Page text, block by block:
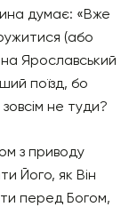
думає: «Вже
(або
Ярославський
поїзд, бо
не туди?
з приводу
Його, як Він
перед Богом,